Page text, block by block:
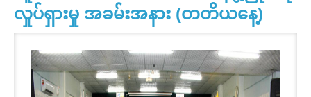
လှုပ်ရှားမှု အခမ်းအနား (တတိယနေ့)